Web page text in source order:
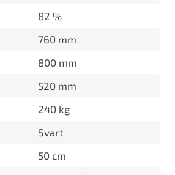
82 %
760 mm
800 mm
520 mm
240 kg
Svart
50 cm